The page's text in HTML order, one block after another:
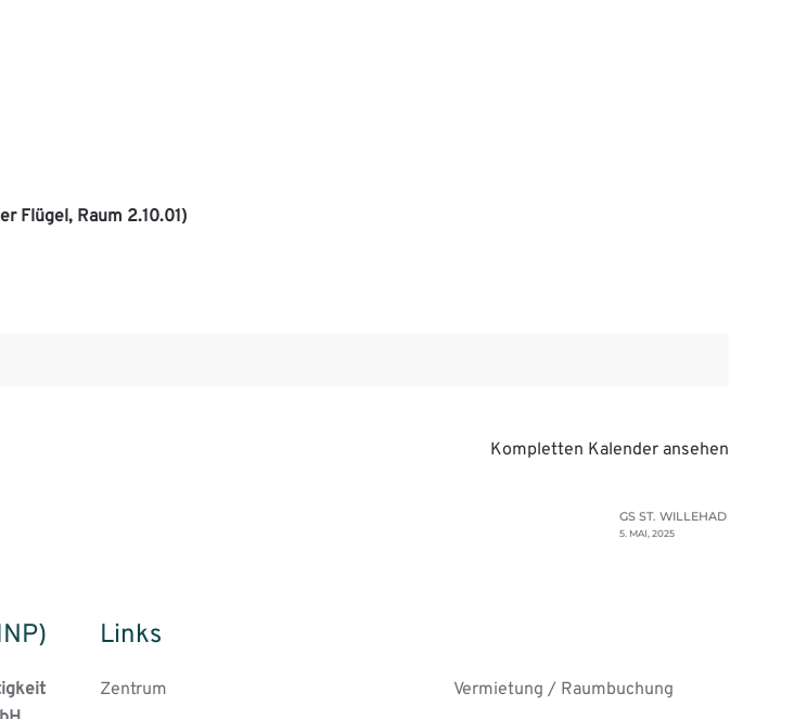
Flügel, Raum 2.10.01)
Kompletten Kalender ansehen
GS ST. WILLEHAD
5. MAI, 2025
Links
Zentrum
Vermietung / Raumbuchung